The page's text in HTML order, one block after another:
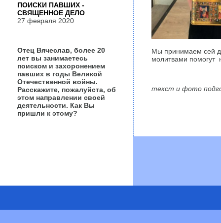
Мы принимаем сей
молитвами помогут
текст и фото
ПОИСКИ ПАВШИХ -
СВЯЩЕННОЕ ДЕЛО
27 февраля 2020
Отец Вячеслав, более 20
лет вы занимаетесь
поиском и захоронением
павших в годы Великой
Отечественной войны.
Расскажите, пожалуйста, об
этом направлении своей
деятельности. Как Вы
пришли к этому?